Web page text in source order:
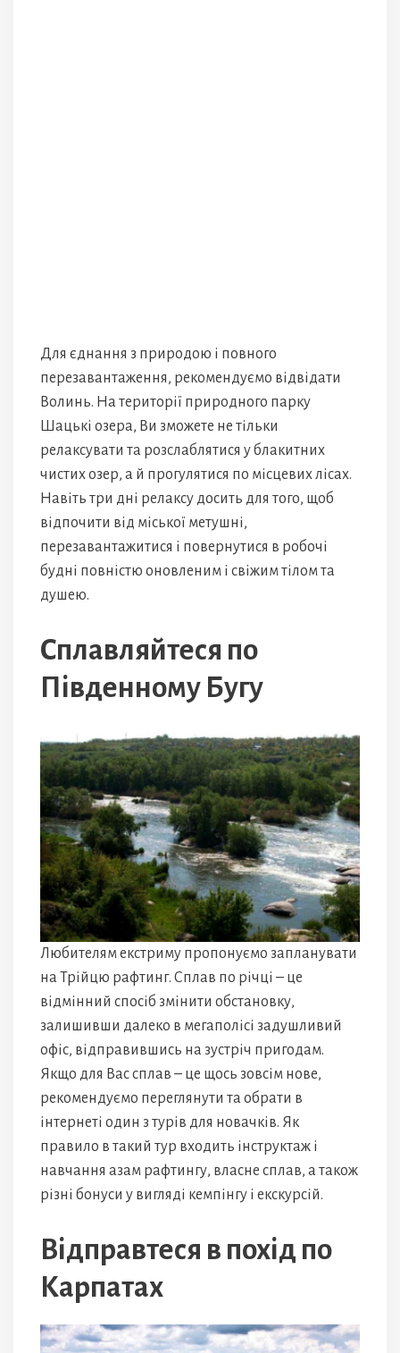
Для єднання з природою і повного
перезавантаження, рекомендуємо відвідати
Волинь. На території природного парку
Шацькі озера, Ви зможете не тільки
релаксувати та розслаблятися у блакитних
чистих озер, а й прогулятися по місцевих лісах.
Навіть три дні релаксу досить для того, щоб
відпочити від міської метушні,
перезавантажитися і повернутися в робочі
будні повністю оновленим і свіжим тілом та
душею.
Сплавляйтеся по
Південному Бугу
Любителям екстриму пропонуємо запланувати
на Трійцю рафтинг. Сплав по річці – це
відмінний спосіб змінити обстановку,
залишивши далеко в мегаполісі задушливий
офіс, відправившись на зустріч пригодам.
Якщо для Вас сплав – це щось зовсім нове,
рекомендуємо переглянути та обрати в
інтернеті один з турів для новачків. Як
правило в такий тур входить інструктаж і
навчання азам рафтингу, власне сплав, а також
різні бонуси у вигляді кемпінгу і екскурсій.
Відправтеся в похід по
Карпатах